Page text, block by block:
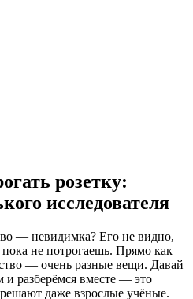
розетку:
исследователя
— невидимка? Его не видно,
не потрогаешь. Прямо как
— очень разные вещи. Давай
и разберёмся вместе — это
даже взрослые учёные.